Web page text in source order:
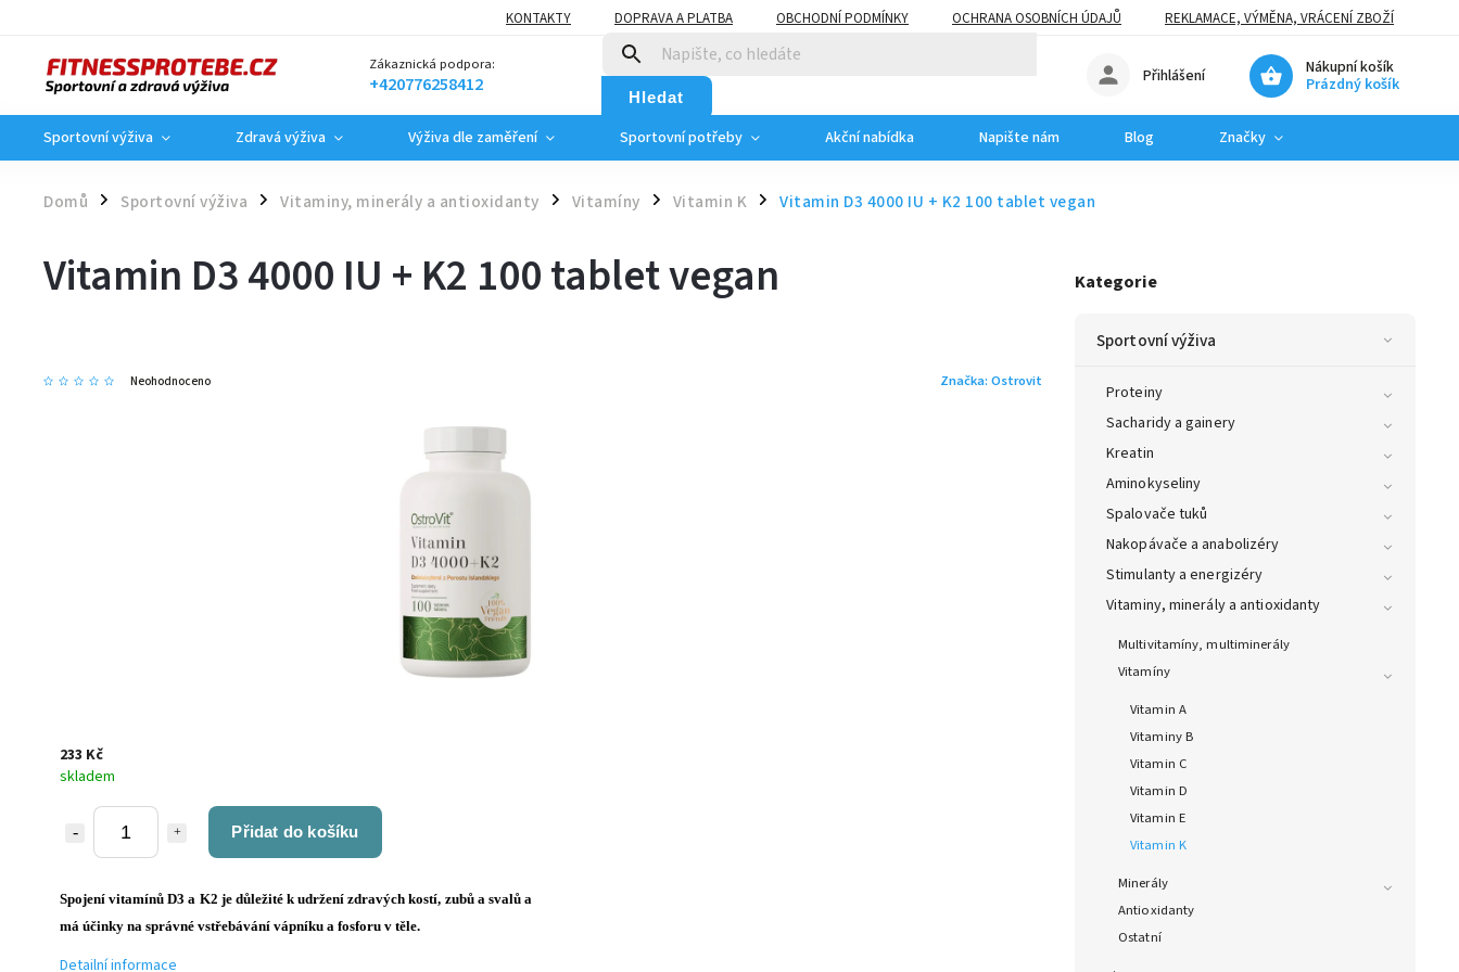
KONTAKTY DOPRAVA A PLATBA OBCHODNÍ PODMÍNKY OCHRANA OSOBNÍCH ÚDAJŮ REKLAMACE, VÝMĚNA, VRÁCENÍ ZBOŽÍ
Zákaznická podpora:
+420776258412 Hledat
Nákupní košík
Prázdný košík
Přihlášení
Sportovní výživa Zdravá výživa Výživa dle zaměření Sportovní potřeby Akční nabídka Napište nám Blog Značky
Domů / Sportovní výživa / Vitaminy, minerály a antioxidanty / Vitamíny / Vitamin K / Vitamin D3 4000 IU + K2 100 tablet vegan
Kategorie
Sportovní výživa
Proteiny
Sacharidy a gainery
Kreatin
Aminokyseliny
Spalovače tuků
Nakopávače a anabolizéry
Stimulanty a energizéry
Vitaminy, minerály a antioxidanty
Multivitamíny, multiminerály
Vitamíny
Vitamin A
Vitaminy B
Vitamin C
Vitamin D
Vitamin E
Vitamin K
Minerály
Antioxidanty
Ostatní
Vitamin D3 4000 IU + K2 100 tablet vegan
Neohodnoceno Značka: Ostrovit
233 Kč
skladem
Přidat do košíku
Spojení vitamínů D3 a K2 je důležité k udržení zdravých kostí, zubů a svalů a
má účinky na správné vstřebávání vápníku a fosforu v těle.
Detailní informace